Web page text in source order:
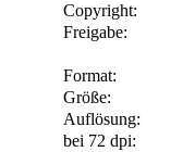
Copyright:
Freigabe:
Format:
Größe:
Auflösung:
bei 72 dpi: